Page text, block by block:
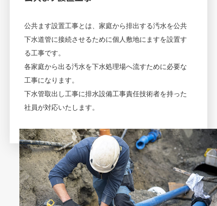
公共ます設置工事とは、家庭から排出する汚水を公共
下水道管に接続させるために個人敷地にますを設置す
る工事です。
各家庭から出る汚水を下水処理場へ流すために必要な
工事になります。
下水管取出し工事に排水設備工事責任技術者を持った
社員が対応いたします。